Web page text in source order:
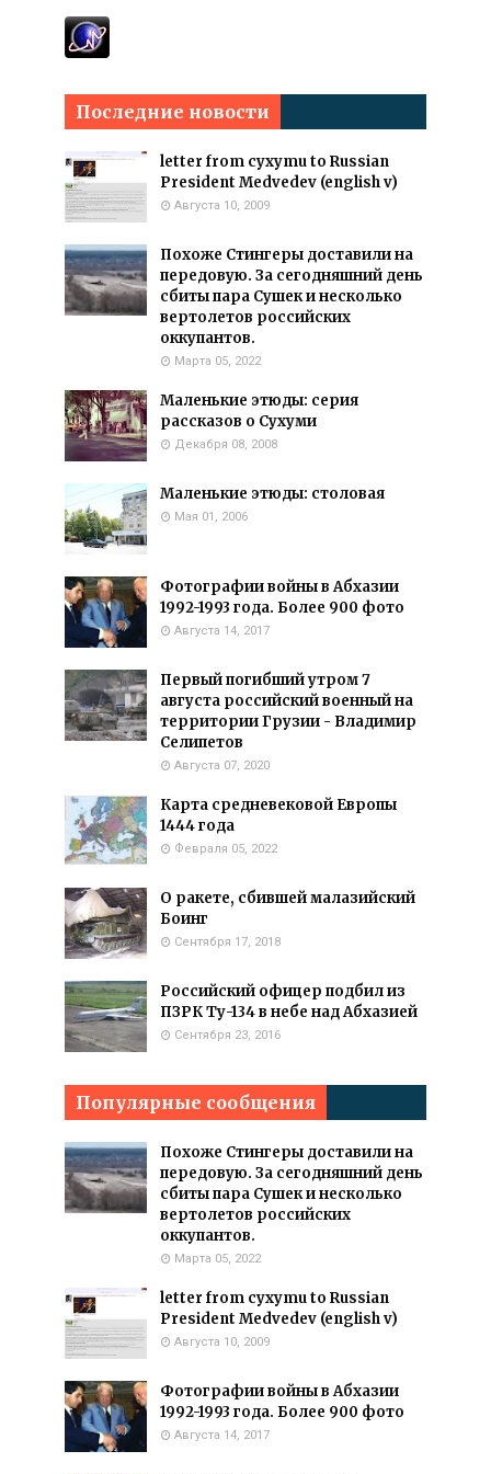
Последние новости
letter from cyxymu to Russian
President Medvedev (english v)
Августа 10, 2009
Похоже Стингеры доставили на
передовую. За сегодняшний день
сбиты пара Сушек и несколько
вертолетов российских
оккупантов.
Марта 05, 2022
Маленькие этюды: серия
рассказов о Сухуми
Декабря 08, 2008
Маленькие этюды: столовая
Мая 01, 2006
Фотографии войны в Абхазии
1992-1993 года. Более 900 фото
Августа 14, 2017
Первый погибший утром 7
августа российский военный на
территории Грузии - Владимир
Селипетов
Августа 07, 2020
Карта средневековой Европы
1444 года
Февраля 05, 2022
О ракете, сбившей малазийский
Боинг
Сентября 17, 2018
Российский офицер подбил из
ПЗРК Ту-134 в небе над Абхазией
Сентября 23, 2016
Популярные сообщения
Похоже Стингеры доставили на
передовую. За сегодняшний день
сбиты пара Сушек и несколько
вертолетов российских
оккупантов.
Марта 05, 2022
letter from cyxymu to Russian
President Medvedev (english v)
Августа 10, 2009
Фотографии войны в Абхазии
1992-1993 года. Более 900 фото
Августа 14, 2017